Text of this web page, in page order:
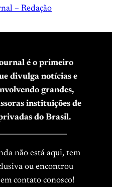
– Redação
é o primeiro
divulga notícias e
grandes,
instituições de
do Brasil.
não está aqui, tem
ou encontrou
contato conosco!